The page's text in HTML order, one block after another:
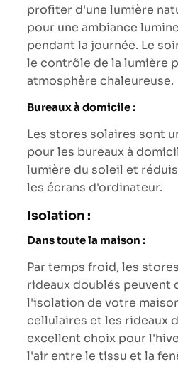
profiter d'une lumière
pour une ambiance
pendant la journée. Le
le contrôle de la lumière
atmosphère chaleureuse.
Bureaux à domicile :
Les stores solaires sont
pour les bureaux à
lumière du soleil et
les écrans d'ordinateur.
Isolation :
Dans toute la maison :
Par temps froid, les
rideaux doublés peuvent
l'isolation de votre
cellulaires et les rideaux
excellent choix pour
l'air entre le tissu et la